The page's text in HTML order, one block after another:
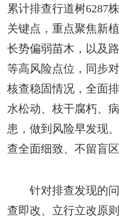
累计排查行道树6287
关键点，重点聚焦新
长势偏弱苗木，以及
等高风险点位，同步
核查稳固情况，全面
水松动、枝干腐朽、
患，做到风险早发现
查全面细致、不留盲区
针对排查发现的问
查即改、立行立改原